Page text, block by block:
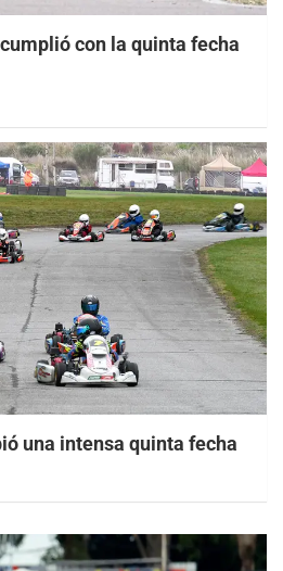
con la quinta fecha
una intensa quinta fecha